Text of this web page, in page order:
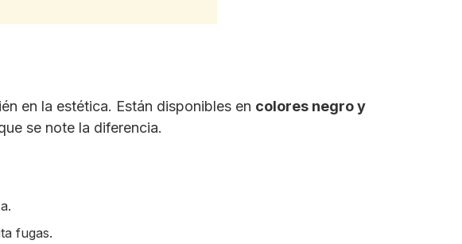
en la estética. Están disponibles en colores negro y
se note la diferencia.
fugas.